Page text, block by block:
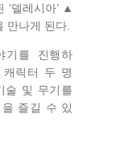
‘델레시아’ ▲
만나게 된다.
기를 진행하
릭터 두 명
술 및 무기를
즐길 수 있